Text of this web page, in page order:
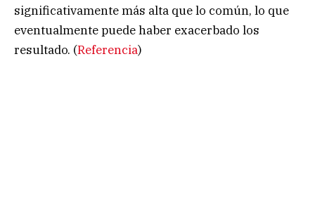
significativamente más alta que lo común, lo que
eventualmente puede haber exacerbado los
resultado. (Referencia)